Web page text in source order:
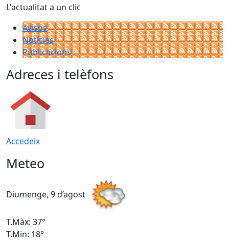
L'actualitat a un clic
Avisos
Notícies
Publicacions
Adreces i telèfons
Accedeix
Meteo
Diumenge, 9 d’agost
T.Màx: 37°
T.Min: 18°